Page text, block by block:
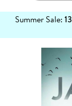
Summer Sale:
erfahren